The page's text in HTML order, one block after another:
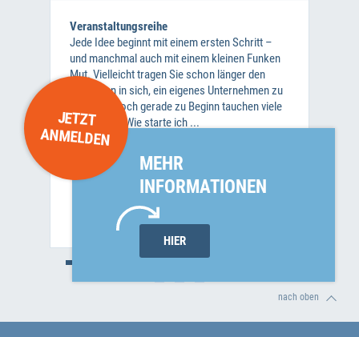
Veranstaltungsreihe
Jede Idee beginnt mit einem ersten Schritt –
und manchmal auch mit einem kleinen Funken
Mut. Vielleicht tragen Sie schon länger den
Gedanken in sich, ein eigenes Unternehmen zu
gründen. Doch gerade zu Beginn tauchen viele
Fragen auf: Wie starte ich ...
Wann?
12.08.2026 von 10:00 bis 11:30
JETZT
ANMELDEN
MEHR
INFORMATIONEN
HIER
nach oben